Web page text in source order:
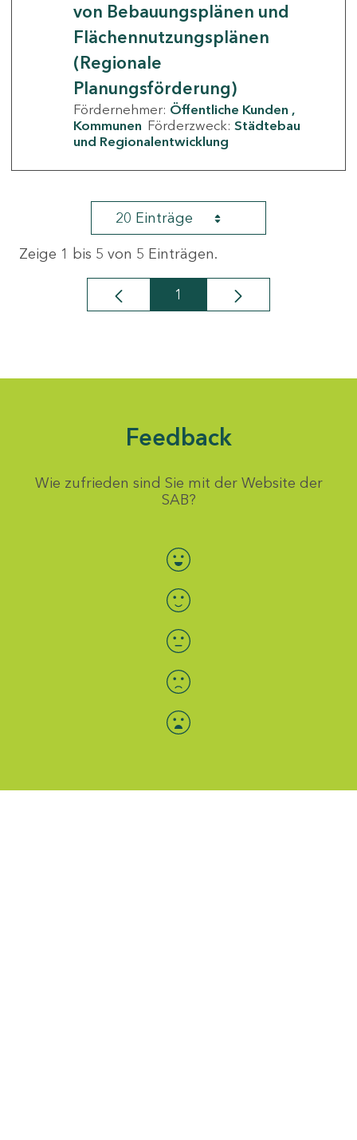
von Bebauungsplänen und
Flächennutzungsplänen
(Regionale
Planungsförderung)
Fördernehmer: Öffentliche Kunden
Kommunen Förderzweck: Städtebau
und Regionalentwicklung
20 Einträge
Zeige 1 bis 5 von 5 Einträgen.
Seite
1
Feedback
Wie zufrieden sind Sie mit der Website der
SAB?
Bewertung auswählen